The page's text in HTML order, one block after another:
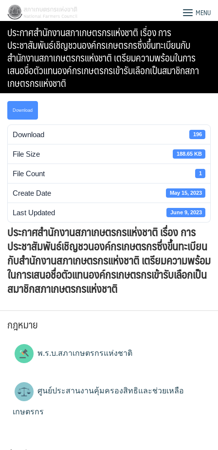
Skip
content
Search
for:
สภาเกษตรกรแห่งชาติ MENU
ประกาศสำนักงานสภาเกษตรกรแห่งชาติ เรื่อง การ
ประชาสัมพันธ์เชิญชวนองค์กรเกษตรกรซึ่งขึ้นทะเบียนกับ
สำนักงานสภาเกษตรกรแห่งชาติ เตรียมความพร้อมในการ
เสนอชื่อตัวแทนองค์กรเกษตรกรเข้ารับเลือกเป็นสมาชิกสภา
เกษตรกรแห่งชาติ
Download
Download 196
File Size 188.65 KB
File Count 1
Create Date May 15, 2023
Last Updated June 9, 2023
ประกาศสำนักงานสภาเกษตรกรแห่งชาติ เรื่อง การ
ประชาสัมพันธ์เชิญชวนองค์กรเกษตรกรซึ่งขึ้นทะเบียน
กับสำนักงานสภาเกษตรกรแห่งชาติ เตรียมความพร้อม
ในการเสนอชื่อตัวแทนองค์กรเกษตรกรเข้ารับเลือกเป็น
สมาชิกสภาเกษตรกรแห่งชาติ
กฎหมาย
พ.ร.บ.สภาเกษตรกรแห่งชาติ
ศูนย์ประสานงานคุ้มครองสิทธิและช่วยเหลือ
เกษตรกร